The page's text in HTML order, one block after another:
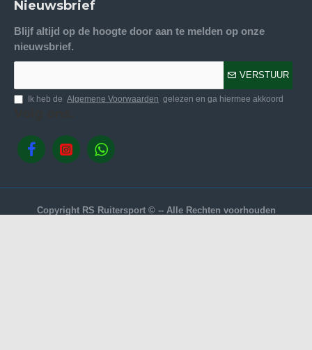
Nieuwsbrief
Blijf altijd op de hoogte door aan te melden op onze
nieuwsbrief.
VERSTUUR
Ik heb de Algemene Voorwaarden gelezen en ga hiermee akkoord
Copyright RS Ruitersport © -- Alle Rechten voorhouden